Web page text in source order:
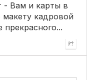
- Вам и карты в
кадровой